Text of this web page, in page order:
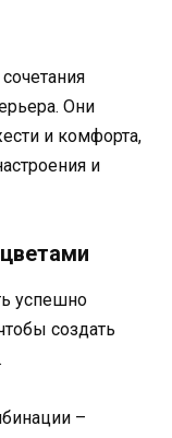
Они
и комфорта,
и
успешно
создать
–